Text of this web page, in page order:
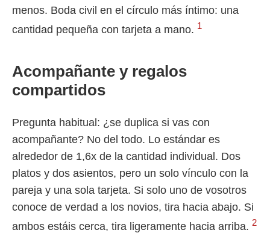
menos. Boda civil en el círculo más íntimo: una
cantidad pequeña con tarjeta a mano. 1
Acompañante y regalos
compartidos
Pregunta habitual: ¿se duplica si vas con
acompañante? No del todo. Lo estándar es
alrededor de 1,6x de la cantidad individual. Dos
platos y dos asientos, pero un solo vínculo con la
pareja y una sola tarjeta. Si solo uno de vosotros
conoce de verdad a los novios, tira hacia abajo. Si
ambos estáis cerca, tira ligeramente hacia arriba. 2